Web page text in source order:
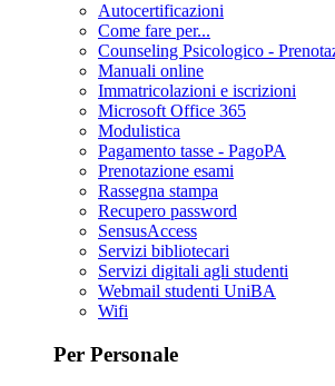
Autocertificazioni
Come fare per...
Counseling Psicologico -
Manuali online
Immatricolazioni e iscrizioni
Microsoft Office 365
Modulistica
Pagamento tasse - PagoPA
Prenotazione esami
Rassegna stampa
Recupero password
SensusAccess
Servizi bibliotecari
Servizi digitali agli studenti
Webmail studenti UniBA
Wifi
Per Personale